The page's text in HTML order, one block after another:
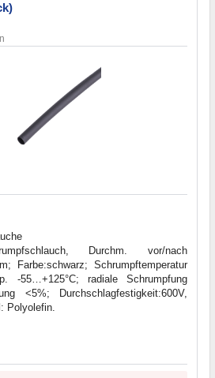
Durchm. vor/nach
Farbe:schwarz; Schrumpftemperatur
-55…+125°C; radiale Schrumpfung
<5%; Durchschlagfestigkeit:600V,
Polyolefin.